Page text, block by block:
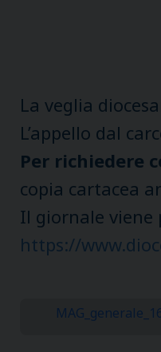
La veglia
L’appello dal
Per richiedere
copia cartacea
Il giornale
https://